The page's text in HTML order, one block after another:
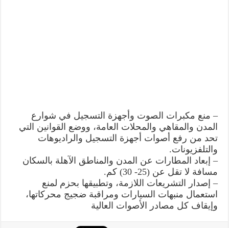
– منع مكبرات الصوت وأجهزة التسجيل في شوارع
المدن والمقاهي والمحلات العامة، ووضع القوانين التي
تحد من رفع أصوات أجهزة التسجيل والراديوهات
والتلفزيونات.
– إبعاد المطارات عن المدن والمناطق الآهلة بالسكان
مسافة لا تقل عن (25- 30) كم.
– إصدار التشريعات اللازمة، وتطبيقها بحزم لمنع
استعمال منبهات السيارات ومراقبة ضجيج محركاتها،
وإيقاف كل مصادر الأصوات العالية